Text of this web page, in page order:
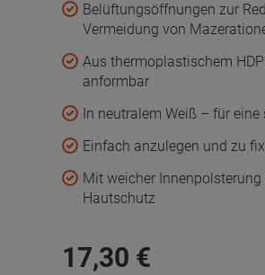
Belüftungsöffnungen zur
Vermeidung von
Aus thermoplastischem
anformbar
In neutralem Weiß – für
Einfach anzulegen und zu
Mit weicher
Hautschutz
17,30 €